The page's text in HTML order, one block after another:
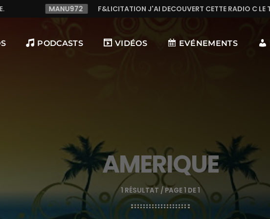
J'AI DECOUVERT CETTE RADIO C LE TOP,TRES TREES BONNE
PODCASTS VIDÉOS EVÉNEMENTS
AMERIQUE
1 RÉSULTAT / PAGE 1 DE 1